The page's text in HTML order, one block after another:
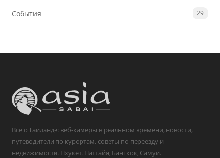
События 29
Все о Таиланде: веб-камеры в реальном времени, новости,
путеводители по курортам, советы по переезду и
недвижимости. Пхукет, Паттайя, Бангкок, Самуи.